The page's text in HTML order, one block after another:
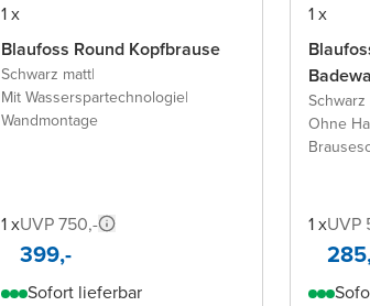
1 x
Blaufoss Round Kopfbrause
Schwarz matt|
Mit Wasserspartechnologie|
Wandmontage
1 xUVP 750,-
399,-
Sofort lieferbar
1 x
Schwarz
Ohne
1 xUVP